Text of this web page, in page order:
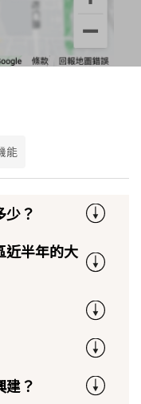
能
少？
近半年的大
建？